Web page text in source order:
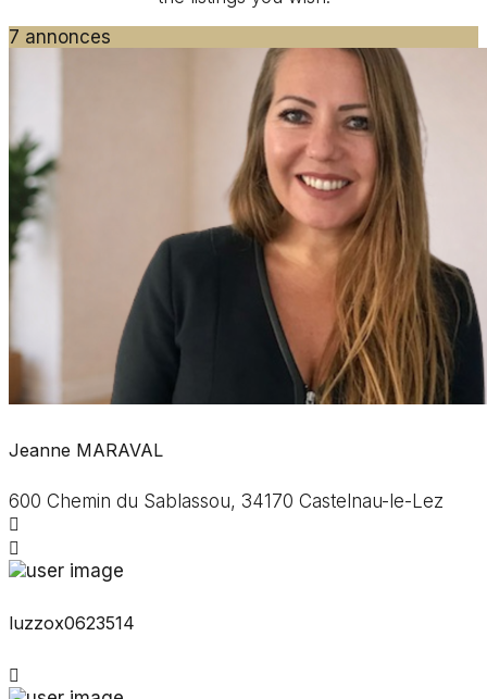
7 annonces
Jeanne MARAVAL
600 Chemin du Sablassou, 34170 Castelnau-le-Lez
luzzox0623514